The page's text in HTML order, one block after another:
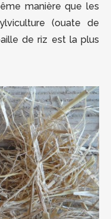
manière que les
(ouate de
de riz est la plus